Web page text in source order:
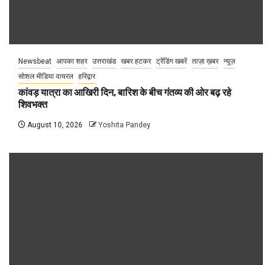
Newsbeat आपका शहर उत्तराखंड खबर हटकर ट्रेंडिंग खबरें ताज़ा ख़बर न्यूज़
सोशल मीडिया वायरल हरिद्वार
कांवड़ यात्रा का आखिरी दिन, बारिश के बीच गंतव्य की ओर बढ़ रहे
शिवभक्त
August 10, 2026 Yoshita Pandey